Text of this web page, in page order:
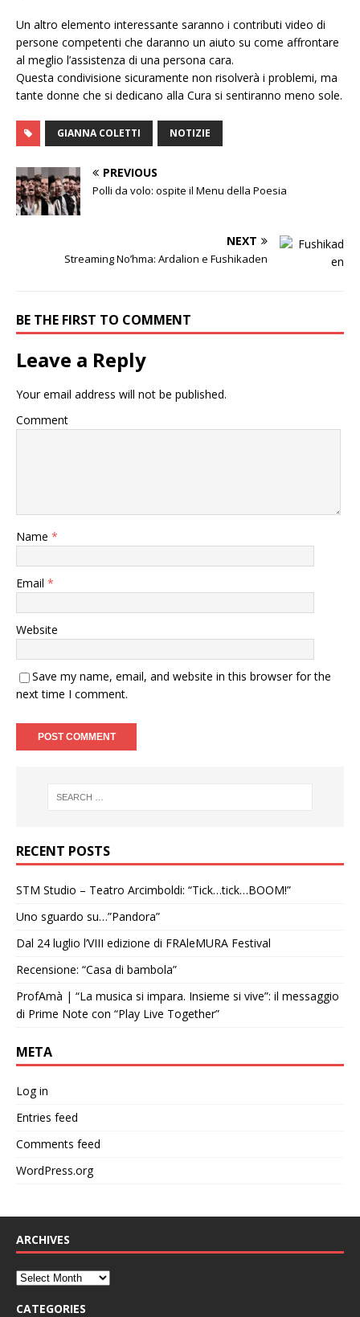
Un altro elemento interessante saranno i contributi video di
persone competenti che daranno un aiuto su come affrontare
al meglio l’assistenza di una persona cara.
Questa condivisione sicuramente non risolverà i problemi, ma
tante donne che si dedicano alla Cura si sentiranno meno sole.
GIANNA COLETTI NOTIZIE
PREVIOUS
Polli da volo: ospite il Menu della Poesia
NEXT
Streaming No’hma: Ardalion e Fushikaden
BE THE FIRST TO COMMENT
Leave a Reply
Your email address will not be published.
Comment
Name *
Email *
Website
Save my name, email, and website in this browser for the
next time I comment.
RECENT POSTS
STM Studio – Teatro Arcimboldi: “Tick…tick…BOOM!”
Uno sguardo su…”Pandora”
Dal 24 luglio l’VIII edizione di FRAleMURA Festival
Recensione: “Casa di bambola”
ProfAmà | “La musica si impara. Insieme si vive”: il messaggio
di Prime Note con “Play Live Together”
META
Log in
Entries feed
Comments feed
WordPress.org
ARCHIVES
CATEGORIES